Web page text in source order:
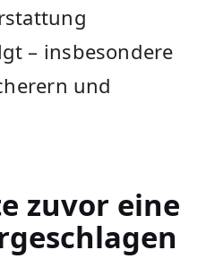
– insbesondere
und
zuvor eine